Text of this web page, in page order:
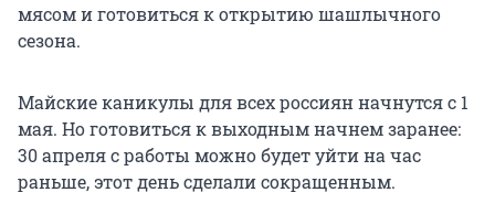
мясом и готовиться к открытию шашлычного
сезона.
Майские каникулы для всех россиян начнутся с 1
мая. Но готовиться к выходным начнем заранее:
30 апреля с работы можно будет уйти на час
раньше, этот день сделали сокращенным.